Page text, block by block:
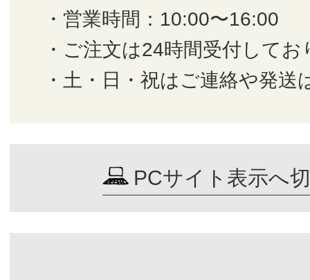
・営業時間：10:00〜16:00
・ご注文は24時間受付してお
・土・日・祝はご連絡や発送
PCサイト表示へ